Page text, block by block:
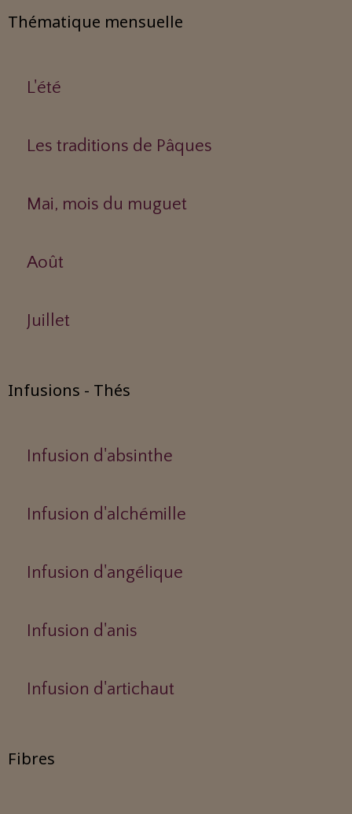
Thématique mensuelle
L'été
Les traditions de Pâques
Mai, mois du muguet
Août
Juillet
Infusions - Thés
Infusion d'absinthe
Infusion d'alchémille
Infusion d'angélique
Infusion d'anis
Infusion d'artichaut
Fibres